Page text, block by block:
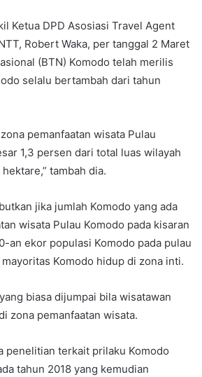
Ketua DPD Asosiasi Travel Agent
Robert Waka, per tanggal 2 Maret
(BTN) Komodo telah merilis
selalu bertambah dari tahun
pemanfaatan wisata Pulau
1,3 persen dari total luas wilayah
tambah dia.
jika jumlah Komodo yang ada
wisata Pulau Komodo pada kisaran
an ekor populasi Komodo pada pulau
Komodo hidup di zona inti.
biasa dijumpai bila wisatawan
zona pemanfaatan wisata.
penelitian terkait prilaku Komodo
tahun 2018 yang kemudian